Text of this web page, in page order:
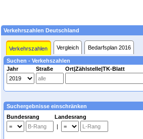
Verkehrszahlen Deutschland
Verkehrszahlen Vergleich Bedarfsplan 2016
Suchen - Verkehszahlen
Jahr
Straße Ort|Zählstelle|TK-Blatt
Suchergebnisse einschränken
Bundesrang Landesrang
|